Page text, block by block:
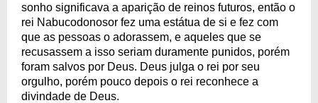
sonho significava a aparição de reinos futuros, então o
rei Nabucodonosor fez uma estátua de si e fez com
que as pessoas o adorassem, e aqueles que se
recusassem a isso seriam duramente punidos, porém
foram salvos por Deus. Deus julga o rei por seu
orgulho, porém pouco depois o rei reconhece a
divindade de Deus.